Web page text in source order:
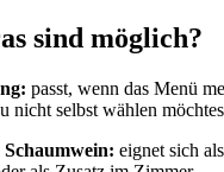
sind möglich?
passt, wenn das Menü
nicht selbst wählen
eignet sich